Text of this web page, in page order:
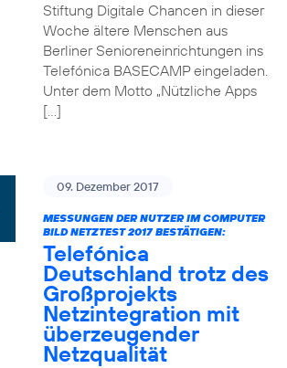
Stiftung Digitale Chancen in dieser
Woche ältere Menschen aus
Berliner Senioreneinrichtungen ins
Telefónica BASECAMP eingeladen.
Unter dem Motto „Nützliche Apps
[…]
09. Dezember 2017
MESSUNGEN DER NUTZER IM COMPUTER
BILD NETZTEST 2017 BESTÄTIGEN:
Telefónica
Deutschland trotz des
Großprojekts
Netzintegration mit
überzeugender
Netzqualität